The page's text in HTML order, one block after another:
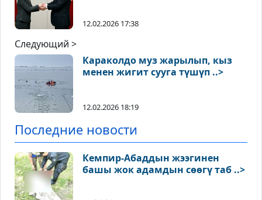
12.02.2026 17:38
Следующий >
Караколдо муз жарылып, кыз
менен жигит сууга түшүп ..>
12.02.2026 18:19
Последние новости
Кемпир-Абаддын жээгинен
башы жок адамдын сөөгү таб ..>